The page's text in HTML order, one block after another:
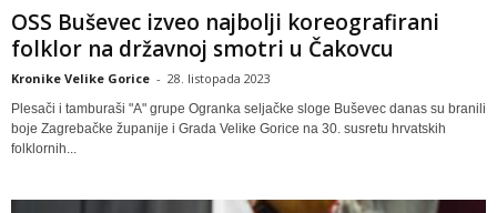
OSS Buševec izveo najbolji koreografirani
folklor na državnoj smotri u Čakovcu
Kronike Velike Gorice - 28. listopada 2023
Plesači i tamburaši "A" grupe Ogranka seljačke sloge Buševec danas su branili
boje Zagrebačke županije i Grada Velike Gorice na 30. susretu hrvatskih
folklornih...